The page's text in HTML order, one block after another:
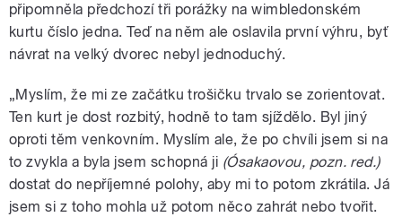
připomněla předchozí tři porážky na wimbledonském
kurtu číslo jedna. Teď na něm ale oslavila první výhru, byť
návrat na velký dvorec nebyl jednoduchý.
„Myslím, že mi ze začátku trošičku trvalo se zorientovat.
Ten kurt je dost rozbitý, hodně to tam sjíždělo. Byl jiný
oproti těm venkovním. Myslím ale, že po chvíli jsem si na
to zvykla a byla jsem schopná ji (Ósakaovou, pozn. red.)
dostat do nepříjemné polohy, aby mi to potom zkrátila. Já
jsem si z toho mohla už potom něco zahrát nebo tvořit.